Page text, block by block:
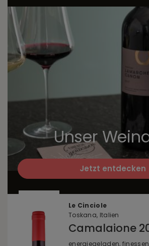
Unser
Jetzt entdecken
Le Cinciole
Toskana, Italien
Camalaione
energiegeladen,